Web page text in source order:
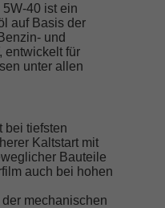
40 ist ein
auf Basis der
und
entwickelt für
unter allen
bei tiefsten
Kaltstart mit
Bauteile
auch bei hohen
mechanischen